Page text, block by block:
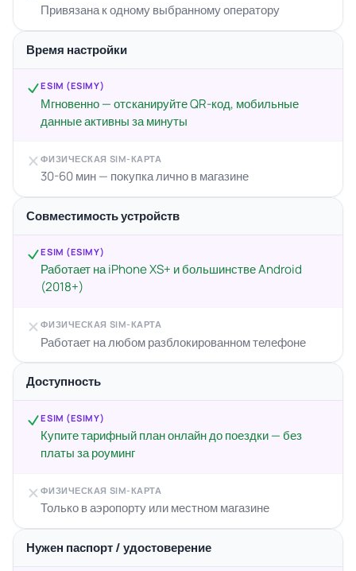
Привязана к одному выбранному оператору
Время настройки
ESIM (ESIMY)
Мгновенно — отсканируйте QR-код, мобильные
данные активны за минуты
ФИЗИЧЕСКАЯ SIM-КАРТА
30-60 мин — покупка лично в магазине
Совместимость устройств
ESIM (ESIMY)
Работает на iPhone XS+ и большинстве Android
(2018+)
ФИЗИЧЕСКАЯ SIM-КАРТА
Работает на любом разблокированном телефоне
Доступность
ESIM (ESIMY)
Купите тарифный план онлайн до поездки — без
платы за роуминг
ФИЗИЧЕСКАЯ SIM-КАРТА
Только в аэропорту или местном магазине
Нужен паспорт / удостоверение